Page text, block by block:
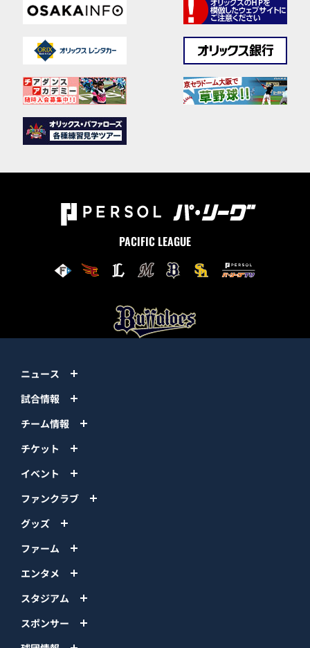
PACIFIC LEAGUE
ニュース
試合情報
チーム情報
チケット
イベント
ファンクラブ
グッズ
ファーム
エンタメ
スタジアム
スポンサー